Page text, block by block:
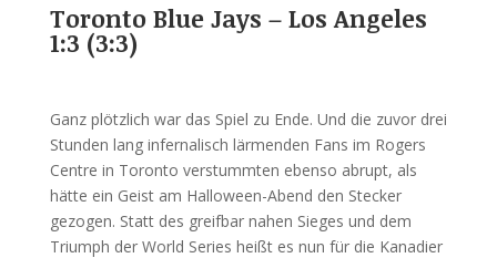
Toronto Blue Jays – Los Angeles
1:3 (3:3)
Ganz plötzlich war das Spiel zu Ende. Und die zuvor drei
Stunden lang infernalisch lärmenden Fans im Rogers
Centre in Toronto verstummten ebenso abrupt, als
hätte ein Geist am Halloween-Abend den Stecker
gezogen. Statt des greifbar nahen Sieges und dem
Triumph der World Series heißt es nun für die Kanadier